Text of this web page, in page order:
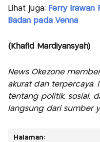
Lihat juga: Ferry Irawan
Badan pada Venna
(Khafid Mardiyansyah)
News Okezone
akurat dan terpercaya.
tentang politik, sosial,
langsung dari sumber
Halaman: